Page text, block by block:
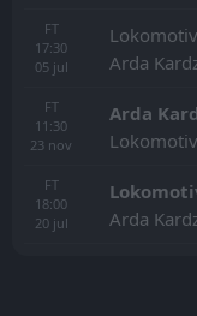
FT
17:30
05 jul
Arda
FT
11:30
23 nov
Arda
FT
18:00
20 jul
Arda